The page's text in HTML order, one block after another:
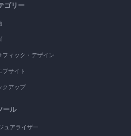
ゴリー
フィック・デザイン
ブサイト
クアップ
ール
ュアライザー